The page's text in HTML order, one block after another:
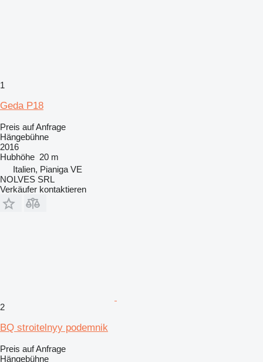
1
Geda P18
Preis auf Anfrage
Hängebühne
2016
Hubhöhe 20 m
Italien, Pianiga VE
NOLVES SRL
Verkäufer kontaktieren
2
BQ stroitelnyy podemnik
Preis auf Anfrage
Hängebühne